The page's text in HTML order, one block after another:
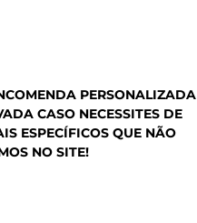
PERSONALIZADA
CASO NECESSITES DE
ESPECÍFICOS QUE NÃO
NO SITE!